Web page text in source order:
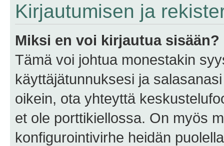
Kirjautumisen ja
Miksi en voi kirjautua sisään?
Tämä voi johtua monestakin
käyttäjätunnuksesi ja
oikein, ota yhteyttä
et ole porttikiellossa. On myös
konfigurointivirhe heidän